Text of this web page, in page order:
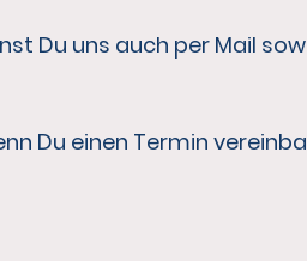
Du uns auch per Mail
Du einen Termin